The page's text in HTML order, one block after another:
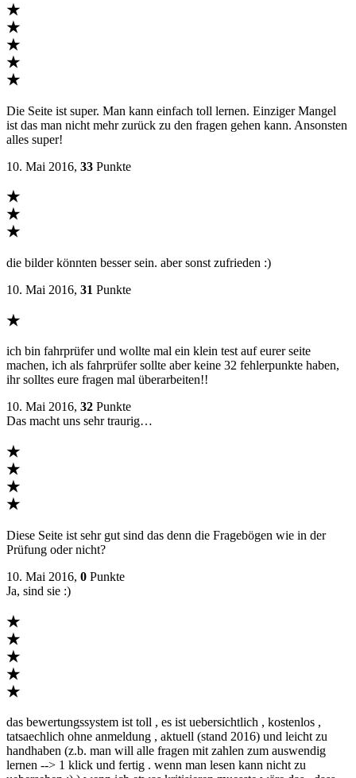
★
★
★
★
★
Die Seite ist super. Man kann einfach toll lernen. Einziger Mangel
ist das man nicht mehr zurück zu den fragen gehen kann. Ansonsten
alles super!
10. Mai 2016, 33 Punkte
★
★
★
die bilder könnten besser sein. aber sonst zufrieden :)
10. Mai 2016, 31 Punkte
★
ich bin fahrprüfer und wollte mal ein klein test auf eurer seite
machen, ich als fahrprüfer sollte aber keine 32 fehlerpunkte haben,
ihr solltes eure fragen mal überarbeiten!!
10. Mai 2016, 32 Punkte
Das macht uns sehr traurig…
★
★
★
★
Diese Seite ist sehr gut sind das denn die Fragebögen wie in der
Prüfung oder nicht?
10. Mai 2016, 0 Punkte
Ja, sind sie :)
★
★
★
★
★
das bewertungssystem ist toll , es ist uebersichtlich , kostenlos ,
tatsaechlich ohne anmeldung , aktuell (stand 2016) und leicht zu
handhaben (z.b. man will alle fragen mit zahlen zum auswendig
lernen --> 1 klick und fertig . wenn man lesen kann nicht zu